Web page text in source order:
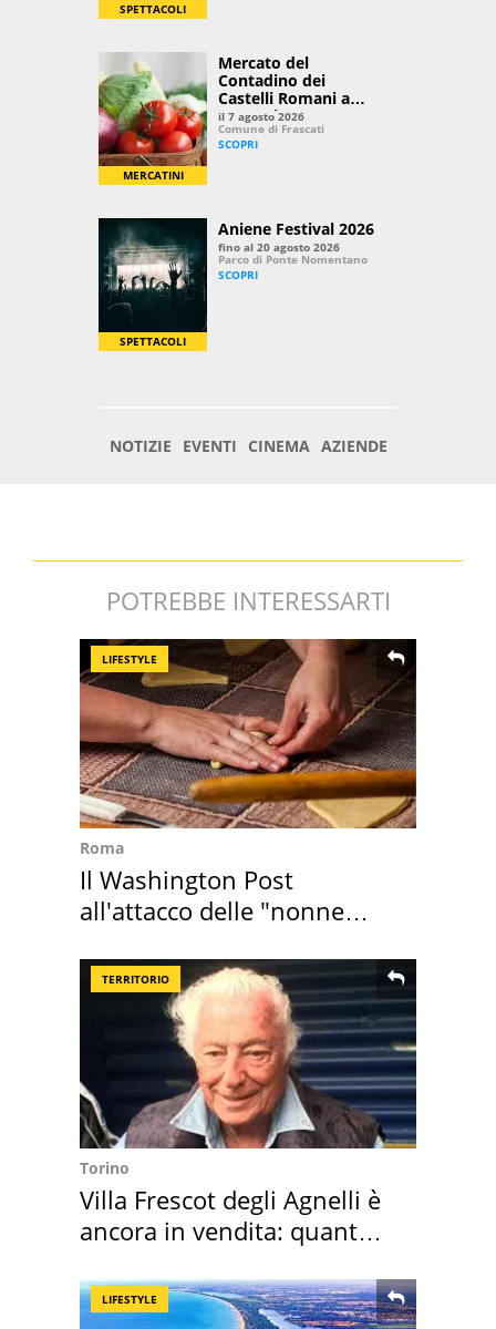
POTREBBE INTERESSARTI
LIFESTYLE
Roma
Il Washington Post
all'attacco delle "nonne
TERRITORIO
Torino
Villa Frescot degli Agnelli è
ancora in vendita: quanto
LIFESTYLE